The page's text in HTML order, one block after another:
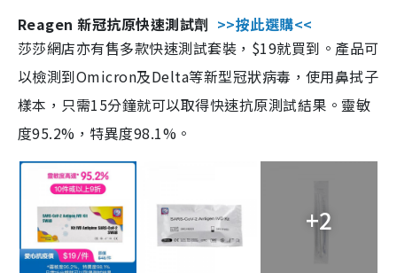
Reagen 新冠抗原快速測試劑 >>按此選購<<
莎莎網店亦有售多款快速測試套裝，$19就買到。產品可
以檢測到Omicron及Delta等新型冠狀病毒，使用鼻拭子
樣本，只需15分鐘就可以取得快速抗原測試結果。靈敏
度95.2%，特異度98.1%。
+2